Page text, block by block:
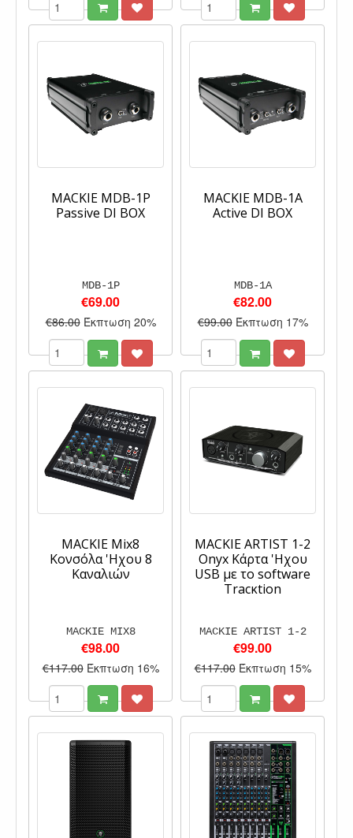
MACKIE MDB-1P
Passive DI BOX
MDB-1P
€69.00
€86.00 Έκπτωση 20%
MACKIE MDB-1A
Active DI BOX
MDB-1A
€82.00
€99.00 Έκπτωση 17%
MACKIE Mix8
Κονσόλα 'Ηχου 8
Καναλιών
MACKIE MIX8
€98.00
€117.00 Έκπτωση 16%
MACKIE ARTIST 1-2
Onyx Κάρτα 'Ηχου
USB με το software
Tracκtion
MACKIE ARTIST 1-2
€99.00
€117.00 Έκπτωση 15%